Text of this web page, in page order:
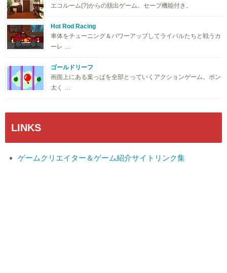
エコルーム(?)からの脱出ゲーム。セーブ機能付き。
Hot Rod Racing
車体をチューニング＆パワーアップしてライバルたちと戦うカ
ーレ …
ゴールドリーフ
画面上にある葉っぱを全部とっていくアクションゲーム。ポン
太く …
LINKS
ゲームクリエイター＆ゲーム紹介サイトリンク集